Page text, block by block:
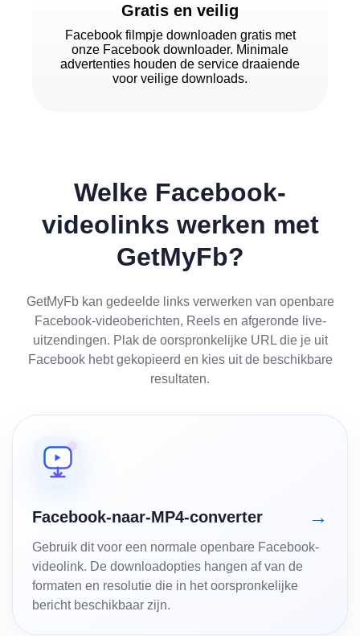
Gratis en veilig
Facebook filmpje downloaden gratis met
onze Facebook downloader. Minimale
advertenties houden de service draaiende
voor veilige downloads.
Welke Facebook-
videolinks werken met
GetMyFb?
GetMyFb kan gedeelde links verwerken van openbare
Facebook-videoberichten, Reels en afgeronde live-
uitzendingen. Plak de oorspronkelijke URL die je uit
Facebook hebt gekopieerd en kies uit de beschikbare
resultaten.
Facebook-naar-MP4-converter →
Gebruik dit voor een normale openbare Facebook-
videolink. De downloadopties hangen af van de
formaten en resolutie die in het oorspronkelijke
bericht beschikbaar zijn.